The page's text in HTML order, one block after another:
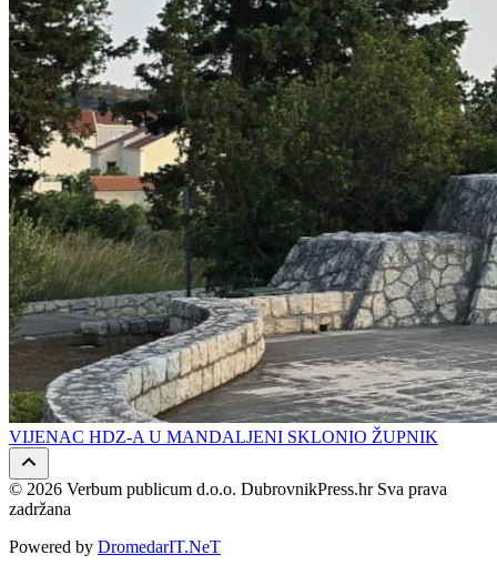
VIJENAC HDZ-A U MANDALJENI SKLONIO ŽUPNIK
© 2026 Verbum publicum d.o.o. DubrovnikPress.hr Sva prava
zadržana
Powered by DromedarIT.NeT